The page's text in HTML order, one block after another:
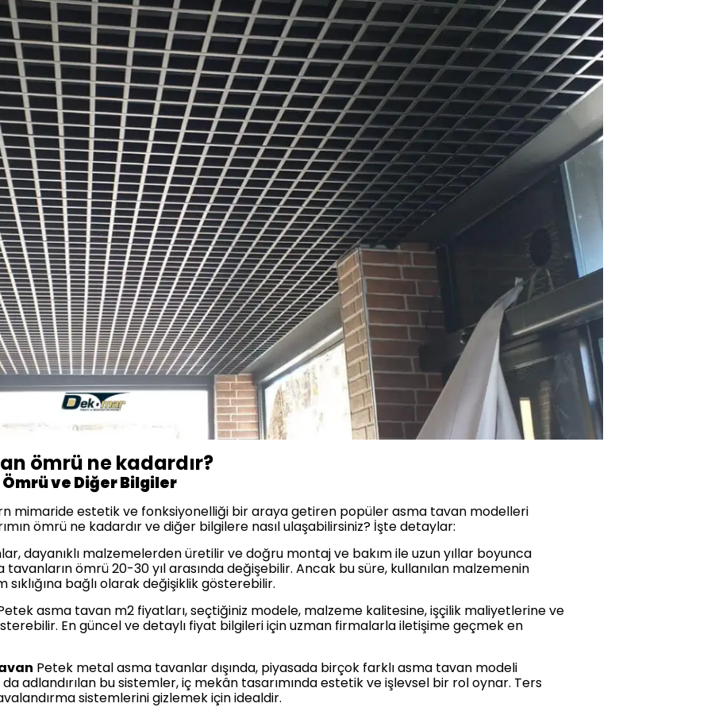
ömrü ne kadardır?
ve Diğer Bilgiler
mimaride estetik ve fonksiyonelliği bir araya getiren popüler asma tavan modelleri
ömrü ne kadardır ve diğer bilgilere nasıl ulaşabilirsiniz? İşte detaylar:
dayanıklı malzemelerden üretilir ve doğru montaj ve bakım ile uzun yıllar boyunca
ömrü 20-30 yıl arasında değişebilir. Ancak bu süre, kullanılan malzemenin
sıklığına bağlı olarak değişiklik gösterebilir.
asma tavan m2 fiyatları, seçtiğiniz modele, malzeme kalitesine, işçilik maliyetlerine ve
En güncel ve detaylı fiyat bilgileri için uzman firmalarla iletişime geçmek en
Petek metal asma tavanlar dışında, piyasada birçok farklı asma tavan modeli
adlandırılan bu sistemler, iç mekân tasarımında estetik ve işlevsel bir rol oynar. Ters
sistemlerini gizlemek için idealdir.